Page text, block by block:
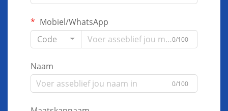
Mobiel/WhatsApp
Code
0/100
Naam
0/100